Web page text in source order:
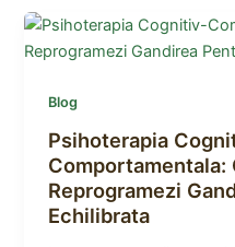
Blog
Psihoterapia
Comportamentala:
Reprogramezi
Echilibrata